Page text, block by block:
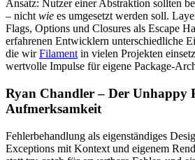
Ansatz: Nutzer einer Abstraktion sollten
– nicht wie es umgesetzt werden soll.
Flags, Options und Closures als Escape
erfahrenen Entwicklern unterschiedliche
die wirFilament in vielen Projekten
wertvolle Impulse für eigene Package-
Ryan Chandler – Der Unhappy
Aufmerksamkeit
Fehlerbehandlung als eigenständiges
Exceptions mit Kontext und eigenem